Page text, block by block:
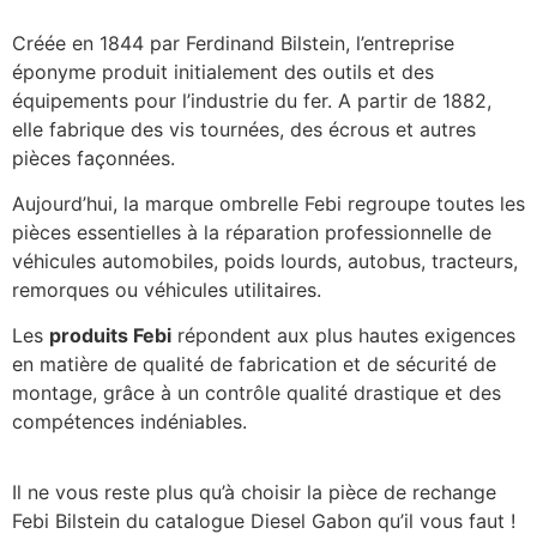
Créée en 1844 par Ferdinand Bilstein, l’entreprise
éponyme produit initialement des outils et des
équipements pour l’industrie du fer. A partir de 1882,
elle fabrique des vis tournées, des écrous et autres
pièces façonnées.
Aujourd’hui, la marque ombrelle Febi regroupe toutes les
pièces essentielles à la réparation professionnelle de
véhicules automobiles, poids lourds, autobus, tracteurs,
remorques ou véhicules utilitaires.
Les produits Febi répondent aux plus hautes exigences
en matière de qualité de fabrication et de sécurité de
montage, grâce à un contrôle qualité drastique et des
compétences indéniables.
Il ne vous reste plus qu’à choisir la pièce de rechange
Febi Bilstein du catalogue Diesel Gabon qu’il vous faut !